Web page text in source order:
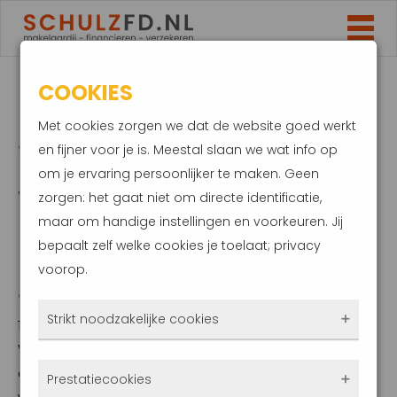
DEKKING
WOONVERZEKERING
VERSCHUIFT. WAT
BETEKENT DAT VOOR
JOU?
17 juni 2025
Wie denkt dat woonverzekeringen in basis
altijd hetzelfde zijn, heeft het mis. In 2025 zien
COOKIES
Met cookies zorgen we dat de website goed werkt
en fijner voor je is. Meestal slaan we wat info op
om je ervaring persoonlijker te maken. Geen
zorgen: het gaat niet om directe identificatie,
maar om handige instellingen en voorkeuren. Jij
bepaalt zelf welke cookies je toelaat; privacy
voorop.
Strikt noodzakelijke cookies
Prestatiecookies